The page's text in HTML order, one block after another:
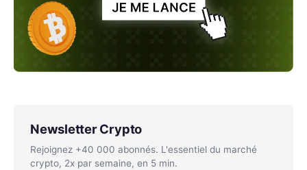
Newsletter Crypto
Rejoignez +40 000 abonnés. L'essentiel du marché
crypto, 2x par semaine, en 5 min.